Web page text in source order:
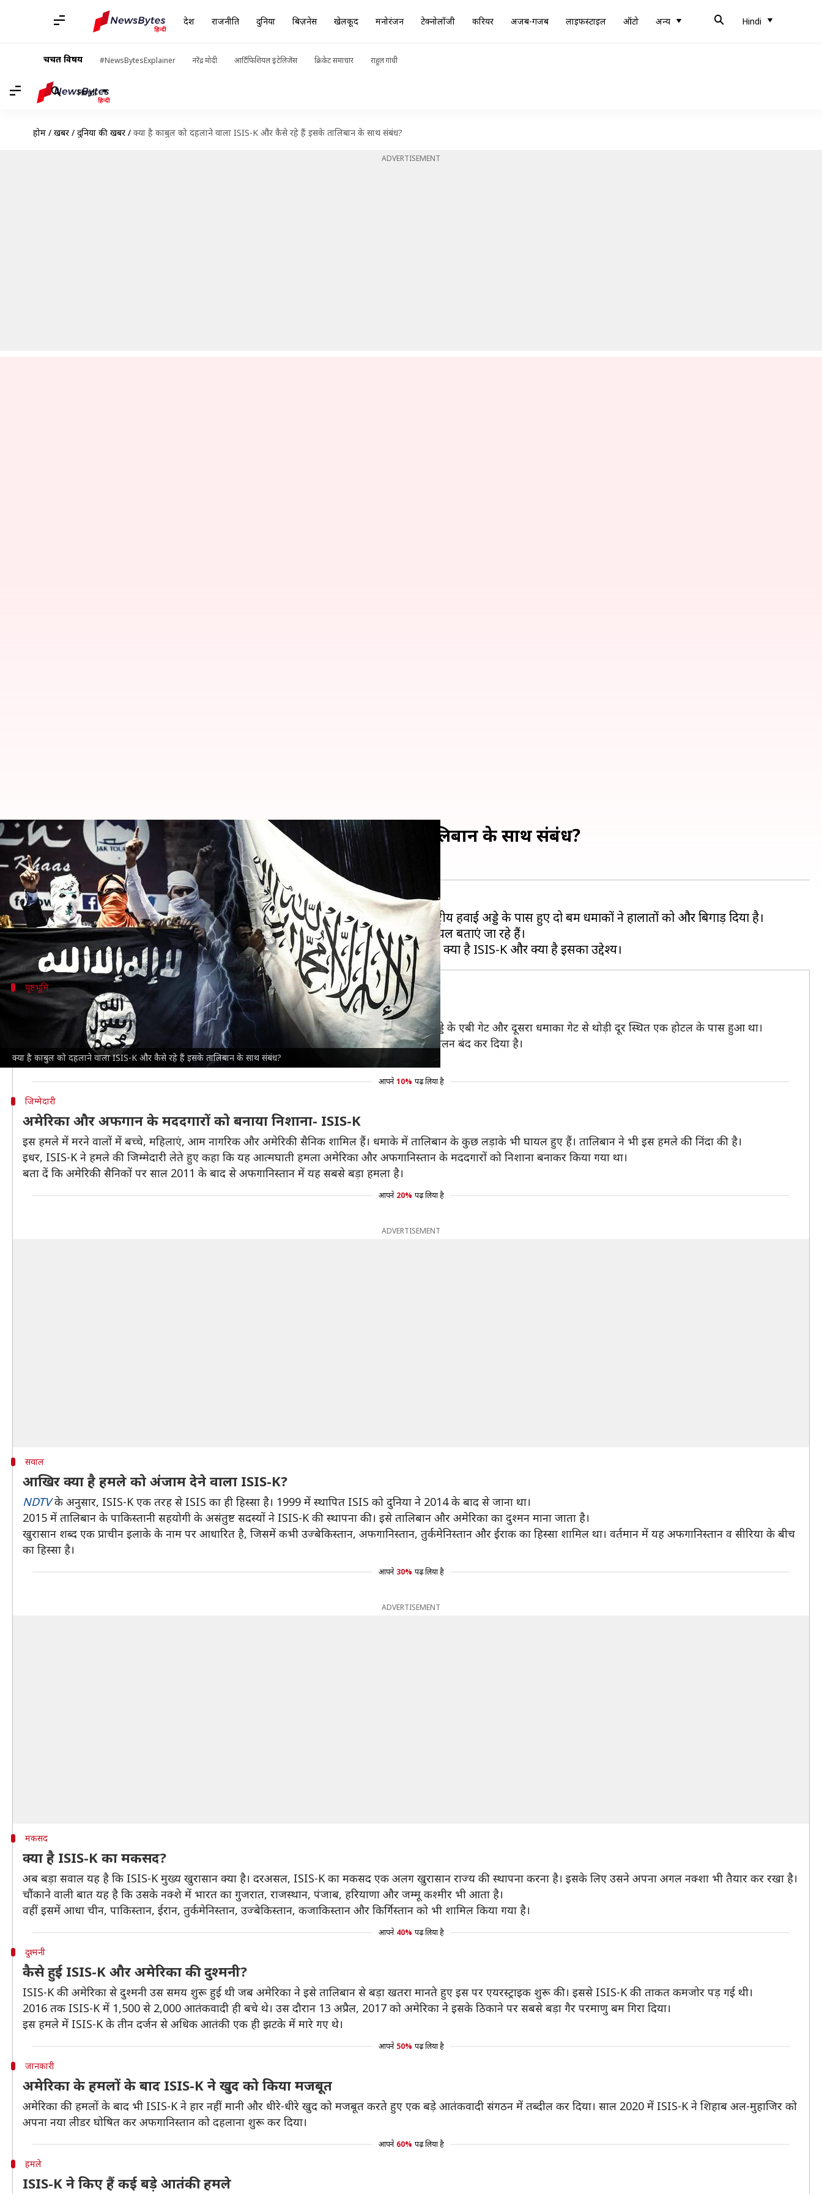
देश राजनीति दुनिया बिज़नेस खेलकूद मनोरंजन टेक्नोलॉजी करियर अजब-गजब लाइफस्टाइल ऑटो अन्य Hindi
चर्चित विषय #NewsBytesExplainer नरेंद्र मोदी आर्टिफिशियल इंटेलिजेंस क्रिकेट समाचार राहुल गांधी
Hindi
होम / खबरें / दुनिया की खबरें / क्या है काबुल को दहलाने वाला ISIS-K और कैसे रहे हैं इसके तालिबान के साथ संबंध?
ADVERTISEMENT
क्या है काबुल को दहलाने वाला ISIS-K और कैसे रहे हैं इसके तालिबान के साथ संबंध?
क्या है काबुल को दहलाने वाला ISIS-K और कैसे रहे हैं इसके तालिबान के साथ संबंध?
लेखन भारत शर्मा Aug 27, 2021 09:17 pm
क्या है खबर?
तालिबान के अफगानिस्तान पर कब्जा करने के बाद गुरुवार शाम को काबुल के हामिद करजई अंतरराष्ट्रीय हवाई अड्डे के पास हुए दो बम धमाकों ने हालातों को और बिगाड़ दिया है।
धमाकों में 13 अमेरिकी सैनिकों सहित करीब 103 लोगों की मौत हुई है और 150 से अधिक लोग घायल बताएं जा रहे हैं।
पृष्ठभूमि
हवाई अड्डे के गेट के बाहर हुए धमाके
गुरुवार को राजधानीकाबुल में दो जोरदार धमाकेहुए थे। पहला धमाका हामिद करजई अंतरराष्ट्रीय हवाई अड्डे के एबी गेट और दूसरा धमाका गेट से थोड़ी दूर स्थित एक होटल के पास हुआ था।
इसमें 13 अमेरिकी सैनिकों सहित 103 लोगों की मौत हो गई। हमले के बाद से हवाई अड्डे से उड़ानों का संचालन बंद कर दिया है।
इसी बीच अमेरिका ने ISIS को चेतावनी दी है कि वह इसे नहीं भूलेगा और दोषियों को ढूंढकर सजा देगा।
आपने 10% पढ़ लिया है
जिम्मेदारी
अमेरिका और अफगान के मददगारों को बनाया निशाना- ISIS-K
इस हमले में मरने वालों में बच्चे, महिलाएं, आम नागरिक और अमेरिकी सैनिक शामिल हैं। धमाके में तालिबान के कुछ लड़ाके भी घायल हुए हैं। तालिबान ने भी इस हमले की निंदा की है।
इधर, ISIS-K ने हमले की जिम्मेदारी लेते हुए कहा कि यह आत्मघाती हमला अमेरिका और अफगानिस्तान के मददगारों को निशाना बनाकर किया गया था।
बता दें कि अमेरिकी सैनिकों पर साल 2011 के बाद से अफगानिस्तान में यह सबसे बड़ा हमला है।
आपने 20% पढ़ लिया है
ADVERTISEMENT
सवाल
आखिर क्या है हमले को अंजाम देने वाला ISIS-K?
NDTVके अनुसार, ISIS-K एक तरह से ISIS का ही हिस्सा है। 1999 में स्थापित ISIS को दुनिया ने 2014 के बाद से जाना था।
2015 में तालिबान के पाकिस्तानी सहयोगी के असंतुष्ट सदस्यों ने ISIS-K की स्थापना की। इसे तालिबान और अमेरिका का दुश्मन माना जाता है।
खुरासान शब्द एक प्राचीन इलाके के नाम पर आधारित है, जिसमें कभी उज्बेकिस्तान, अफगानिस्तान, तुर्कमेनिस्तान और ईराक का हिस्सा शामिल था। वर्तमान में यह अफगानिस्तान व सीरिया के बीच
का हिस्सा है।
आपने 30% पढ़ लिया है
ADVERTISEMENT
मकसद
क्या है ISIS-K का मकसद?
अब बड़ा सवाल यह है कि ISIS-K मुख्य खुरासान क्या है। दरअसल, ISIS-K का मकसद एक अलग खुरासान राज्य की स्थापना करना है। इसके लिए उसने अपना अगल नक्शा भी तैयार कर रखा है।
चौंकाने वाली बात यह है कि उसके नक्शे में भारत का गुजरात, राजस्थान, पंजाब, हरियाणा और जम्मू कश्मीर भी आता है।
वहीं इसमें आधा चीन, पाकिस्तान, ईरान, तुर्कमेनिस्तान, उज्बेकिस्तान, कजाकिस्तान और किर्गिस्तान को भी शामिल किया गया है।
आपने 40% पढ़ लिया है
दुश्मनी
कैसे हुई ISIS-K और अमेरिका की दुश्मनी?
ISIS-K की अमेरिका से दुश्मनी उस समय शुरू हुई थी जब अमेरिका ने इसे तालिबान से बड़ा खतरा मानते हुए इस पर एयरस्ट्राइक शुरू की। इससे ISIS-K की ताकत कमजोर पड़ गई थी।
2016 तक ISIS-K में 1,500 से 2,000 आतंकवादी ही बचे थे। उस दौरान 13 अप्रैल, 2017 को अमेरिका ने इसके ठिकाने पर सबसे बड़ा गैर परमाणु बम गिरा दिया।
इस हमले में ISIS-K के तीन दर्जन से अधिक आतंकी एक ही झटके में मारे गए थे।
आपने 50% पढ़ लिया है
जानकारी
अमेरिका के हमलों के बाद ISIS-K ने खुद को किया मजबूत
अमेरिका की हमलों के बाद भी ISIS-K ने हार नहीं मानी और धीरे-धीरे खुद को मजबूत करते हुए एक बड़े आतंकवादी संगठन में तब्दील कर दिया। साल 2020 में ISIS-K ने शिहाब अल-मुहाजिर को
अपना नया लीडर घोषित कर अफगानिस्तान को दहलाना शुरू कर दिया।
आपने 60% पढ़ लिया है
हमले
ISIS-K ने किए हैं कई बड़े आतंकी हमले